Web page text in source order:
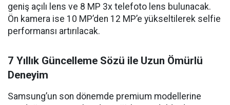
geniş açılı lens ve 8 MP 3x telefoto lens bulunacak.
Ön kamera ise 10 MP’den 12 MP’e yükseltilerek selfie
performansı artırılacak.
7 Yıllık Güncelleme Sözü ile Uzun Ömürlü
Deneyim
Samsung’un son dönemde premium modellerine